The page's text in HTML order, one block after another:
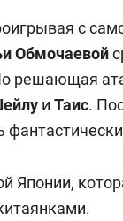
с
Обмочаевой
решающая
и Таис.
Японии,
и Face
будет